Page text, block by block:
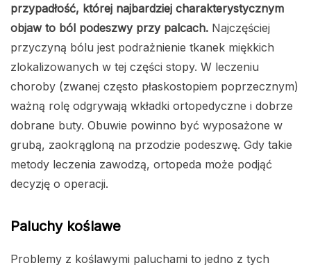
przypadłość, której najbardziej charakterystycznym
objaw to ból podeszwy przy palcach. Najczęściej
przyczyną bólu jest podrażnienie tkanek miękkich
zlokalizowanych w tej części stopy. W leczeniu
choroby (zwanej często płaskostopiem poprzecznym)
ważną rolę odgrywają wkładki ortopedyczne i dobrze
dobrane buty. Obuwie powinno być wyposażone w
grubą, zaokrągloną na przodzie podeszwę. Gdy takie
metody leczenia zawodzą, ortopeda może podjąć
decyzję o operacji.
Paluchy koślawe
Problemy z koślawymi paluchami to jedno z tych